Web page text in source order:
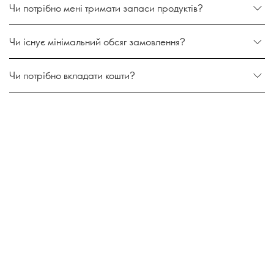
Чи потрібно мені тримати запаси продуктів?
Чи існує мінімальний обсяг замовлення?
Чи потрібно вкладати кошти?